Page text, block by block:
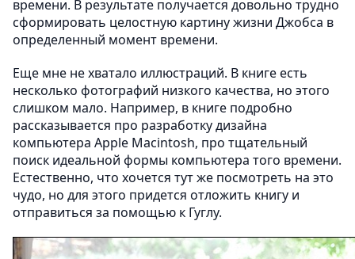
времени. В результате получается довольно трудно
сформировать целостную картину жизни Джобса в
определенный момент времени.
Еще мне не хватало иллюстраций. В книге есть
несколько фотографий низкого качества, но этого
слишком мало. Например, в книге подробно
рассказывается про разработку дизайна
компьютера Apple Macintosh, про тщательный
поиск идеальной формы компьютера того времени.
Естественно, что хочется тут же посмотреть на это
чудо, но для этого придется отложить книгу и
отправиться за помощью к Гуглу.